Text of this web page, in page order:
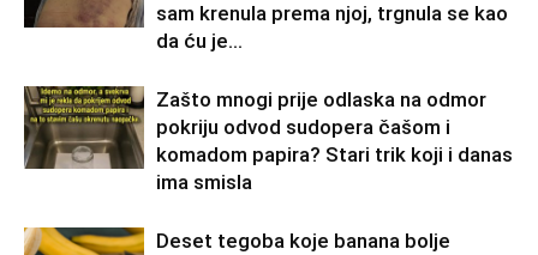
sam krenula prema njoj, trgnula se kao
da ću je...
Zašto mnogi prije odlaska na odmor
pokriju odvod sudopera čašom i
komadom papira? Stari trik koji i danas
ima smisla
Deset tegoba koje banana bolje